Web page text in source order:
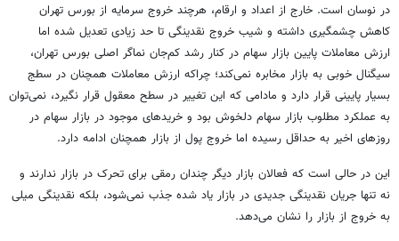
در نوسان است. خارج از اعداد و ارقام، هرچند خروج سرمایه از بورس تهران
کاهش چشمگیری داشته و شیب خروج نقدینگی تا حد زیادی تعدیل شده اما
ارزش معاملات پایین بازار سهام در کنار رشد کم‌جان نماگر اصلی بورس تهران،
سیگنال خوبی به بازار مخابره نمی‌کند؛ چراکه ارزش معاملات همچنان در سطج
بسیار پایینی قرار دارد و مادامی که این تغییر در سطح معقول قرار نگیرد، نمی‌توان
به عملکرد مطلوب بازار سهام دلخوش بود و خریدهای موجود در بازار سهام در
روزهای اخیر به حداقل رسیده اما خروج پول از بازار همچنان ادامه دارد.
این در حالی است که فعالان بازار دیگر چندان رمقی برای تحرک در بازار ندارند و
نه تنها جریان نقدینگی جدیدی در بازار یاد شده جذب نمی‌شود، بلکه نقدینگی میلی
به خروج از بازار را نشان می‌دهد.